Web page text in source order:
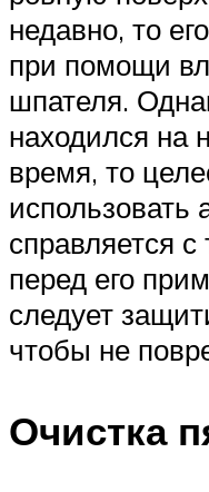
недавно, то
при помощи
шпателя.
находился на
время, то
использовать
справляется
перед его
следует
чтобы не
Очистка